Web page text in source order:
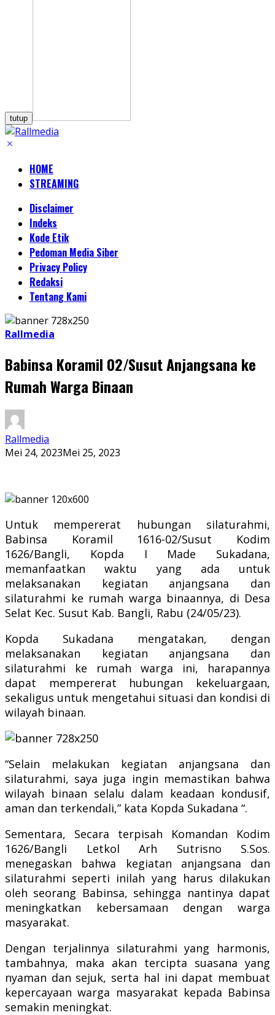
tutup
HOME
STREAMING
Disclaimer
Indeks
Kode Etik
Pedoman Media Siber
Privacy Policy
Redaksi
Tentang Kami
Rallmedia
Babinsa Koramil 02/Susut Anjangsana ke
Rumah Warga Binaan
Rallmedia
Mei 24, 2023Mei 25, 2023
Untuk mempererat hubungan silaturahmi,
Babinsa Koramil 1616-02/Susut Kodim
1626/Bangli, Kopda I Made Sukadana,
memanfaatkan waktu yang ada untuk
melaksanakan kegiatan anjangsana dan
silaturahmi ke rumah warga binaannya, di Desa
Selat Kec. Susut Kab. Bangli, Rabu (24/05/23).
Kopda Sukadana mengatakan, dengan
melaksanakan kegiatan anjangsana dan
silaturahmi ke rumah warga ini, harapannya
dapat mempererat hubungan kekeluargaan,
sekaligus untuk mengetahui situasi dan kondisi di
wilayah binaan.
“Selain melakukan kegiatan anjangsana dan
silaturahmi, saya juga ingin memastikan bahwa
wilayah binaan selalu dalam keadaan kondusif,
aman dan terkendali,” kata Kopda Sukadana “.
Sementara, Secara terpisah Komandan Kodim
1626/Bangli Letkol Arh Sutrisno S.Sos.
menegaskan bahwa kegiatan anjangsana dan
silaturahmi seperti inilah yang harus dilakukan
oleh seorang Babinsa, sehingga nantinya dapat
meningkatkan kebersamaan dengan warga
masyarakat.
Dengan terjalinnya silaturahmi yang harmonis,
tambahnya, maka akan tercipta suasana yang
nyaman dan sejuk, serta hal ini dapat membuat
kepercayaan warga masyarakat kepada Babinsa
semakin meningkat.